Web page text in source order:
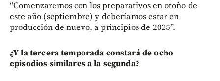
“Comenzaremos con los preparativos en otoño de
este año (septiembre) y deberíamos estar en
producción de nuevo, a principios de 2025”.
¿Y la tercera temporada constará de ocho
episodios similares a la segunda?